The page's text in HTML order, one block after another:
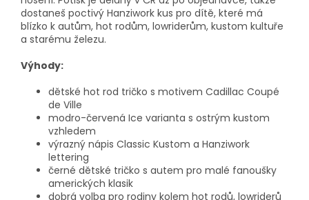
dostaneš poctivý Hanziwork kus pro dítě, které má
blízko k autům, hot rodům, lowriderům, kustom kultuře
a starému železu.
Výhody:
dětské hot rod tričko s motivem Cadillac Coupé
de Ville
modro-červená Ice varianta s ostrým kustom
vzhledem
výrazný nápis Classic Kustom a Hanziwork
lettering
černé dětské tričko s autem pro malé fanoušky
amerických klasik
dobrá volba pro rodiny kolem hot rodů, lowriderů